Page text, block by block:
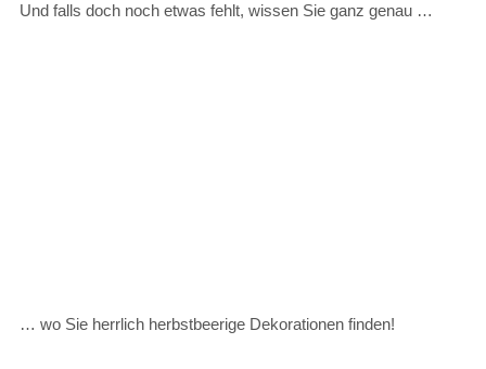
Und falls doch noch etwas fehlt, wissen Sie ganz genau …
… wo Sie herrlich herbstbeerige Dekorationen finden!